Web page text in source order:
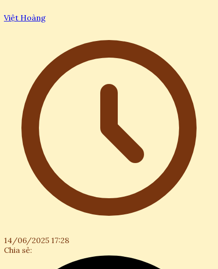
Việt Hoàng
14/06/2025 17:28
Chia sẻ: